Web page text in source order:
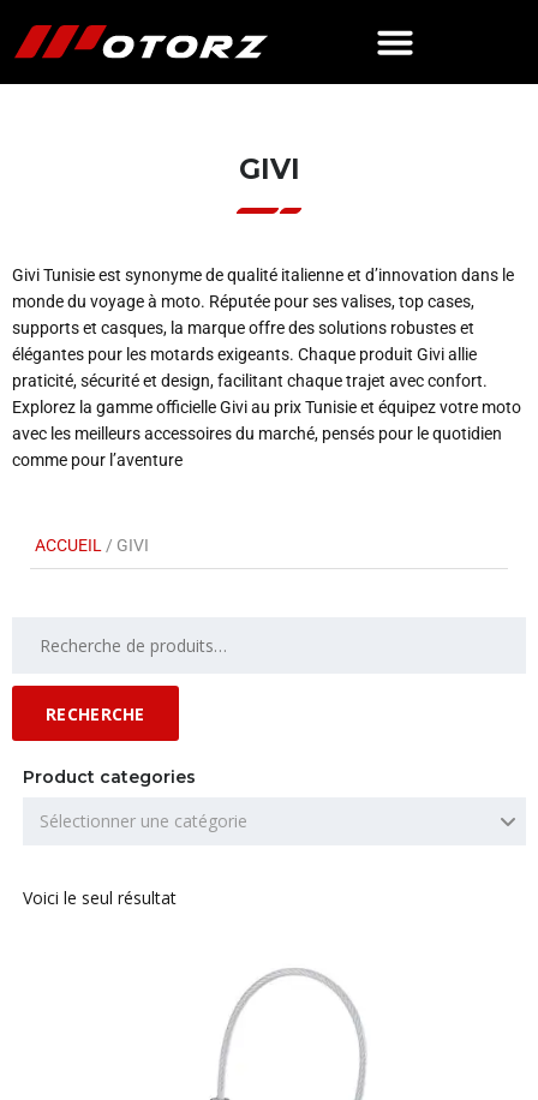
GIVI
Givi Tunisie est synonyme de qualité italienne et d’innovation dans le
monde du voyage à moto. Réputée pour ses valises, top cases,
supports et casques, la marque offre des solutions robustes et
élégantes pour les motards exigeants. Chaque produit Givi allie
praticité, sécurité et design, facilitant chaque trajet avec confort.
Explorez la gamme officielle Givi au prix Tunisie et équipez votre moto
avec les meilleurs accessoires du marché, pensés pour le quotidien
comme pour l’aventure
ACCUEIL / GIVI
RECHERCHE
Product categories
Sélectionner une catégorie
Voici le seul résultat